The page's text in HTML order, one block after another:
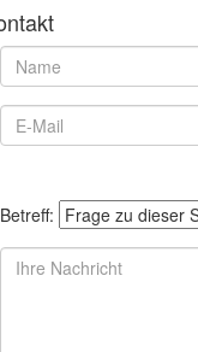
Betreff: